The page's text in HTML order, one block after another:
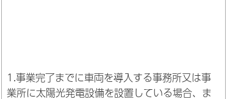
1.事業完了までに車両を導入する事務所又は事
業所に太陽光発電設備を設置している場合、ま